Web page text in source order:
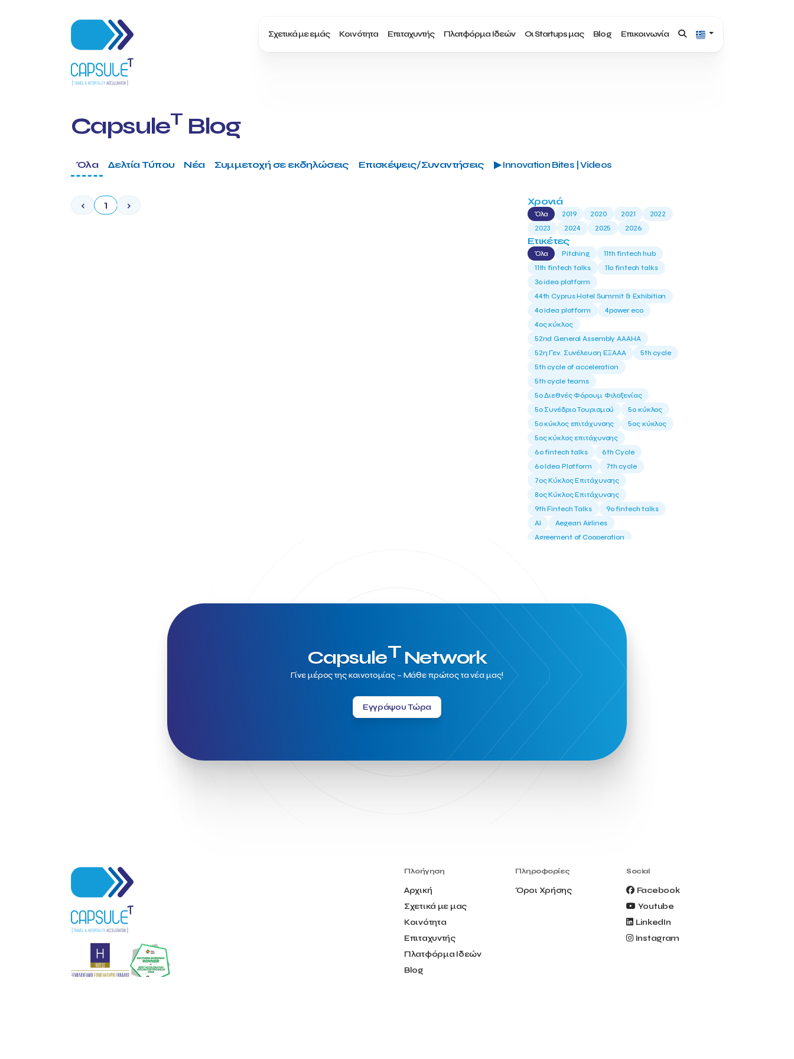
Σχετικά με εμάς Κοινότητα Επιταχυντής Πλατφόρμα Ιδεών Οι Startups μας Blog Επικοινωνία
CapsuleT Blog
Όλα Δελτία Τύπου Νέα Συμμετοχή σε εκδηλώσεις Επισκέψεις/Συναντήσεις ▶ Innovation Bites | Videos
‹ 1 › Χρονιά
Όλα 2019 2020 2021
2022
2023
2024 2025 2026
Ετικέτες
Όλα Pitching
11th fintech hub
11th fintech talks
11ο fintech talks
3o idea platform
44th Cyprus Hotel Summit & Exhibition
4o idea platform
4power eco
4ος κύκλος
52nd General Assembly AAAHA
52η Γεν. Συνέλευση ΕΞΑΑΑ
5th cycle
5th cycle of acceleration
5th cycle teams
5ο Διεθνές Φόρουμ Φιλοξενίας
5ο Συνέδριο Τουρισμού
5ο κύκλος
5ο κύκλος επιτάχυνσης
5ος κύκλος
5ος κύκλος επιτάχυνσης
6o fintech talks
6th Cycle
6ο Idea Platform
7th cycle
7ος Κύκλος Επιτάχυνσης
8ος Κύκλος Επιτάχυνσης
9th Fintech Talks
9ο fintech talks
AI
Aegean Airlines
Agreement of Cooperation
Amirandes Grecotel Boutique Resort
Angela Gerekou
Applications
Archimedes Center
Artificial Intelligence
Athens News Agency
Athens University of Economics &
Business
Best accelerator
Best incubator
Bizrupt
Booths 34-35
Borrn
Boutique Hotel
Cactus Royal Spa & Resort Hotel.
Campsaround
Canaves Oia Suites
Creta Maris
Creta Palm
Culture
Deliverback
CapsuleTNetwork
Γίνε μέρος της καινοτομίας – Μάθε πρώτος τα νέα μας!
Εγγράψου Τώρα
Πλοήγηση
Αρχική
Σχετικά με μας
Κοινότητα
Επιταχυντής
Πλατφόρμα Ιδεών
Blog
Πληροφορίες
Όροι Χρήσης
Social
Facebook
Youtube
LinkedIn
Instagram